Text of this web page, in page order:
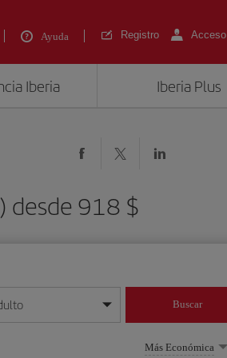
Ayuda Registro Acceso
Iberia Iberia Plus
desde 918 $
mes/año
Buscar
Más Económica